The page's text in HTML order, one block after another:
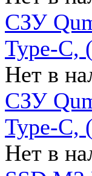
СЗУ
Type-C,
Нет в
СЗУ
Type-C,
Нет в